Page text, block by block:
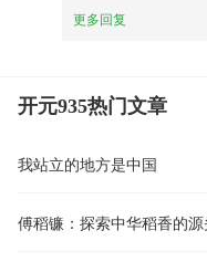
更多回复
开元935热门文章
我站立的地方是中国
傅稻镰：探索中华稻香的